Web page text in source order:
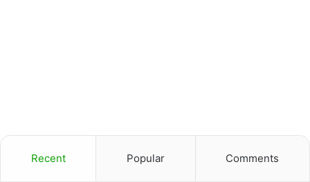
Recent Popular Comments